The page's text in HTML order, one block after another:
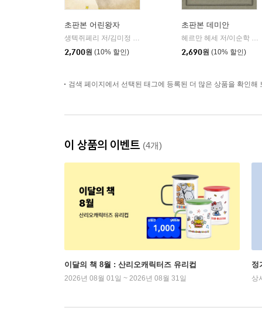
초판본 어린왕자
생텍쥐페리 저/김미정 역
2,700원 (10% 할인)
초판본 데미안
헤르만 헤세 저/이순학 역
2,690원 (10% 할인)
검색 페이지에서 선택된 태그에 등록된 더 많은 상품을 확인해
이 상품의 이벤트 (4개)
이달의 책 8월 : 산리오캐릭터즈 유리컵
2026년 08월 01일 ~ 2026년 08월 31일
정
상